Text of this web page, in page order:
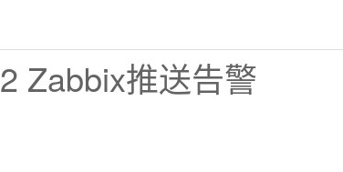
2 Zabbix推送告警